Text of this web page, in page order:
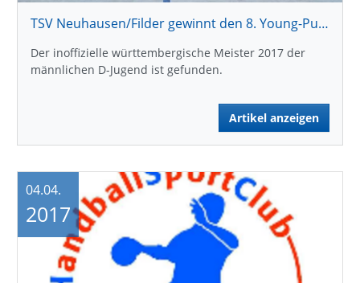
TSV Neuhausen/Filder gewinnt den 8. Young-Puma-Cup 2017
Der inoffizielle württembergische Meister 2017 der
männlichen D-Jugend ist gefunden.
Artikel anzeigen
04.04.
2017